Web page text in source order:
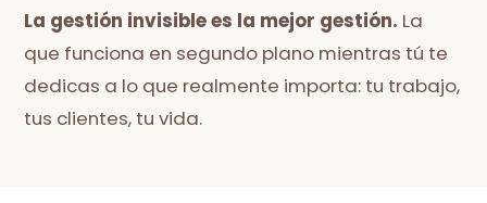
La gestión invisible es la mejor gestión. La
que funciona en segundo plano mientras tú te
dedicas a lo que realmente importa: tu trabajo,
tus clientes, tu vida.